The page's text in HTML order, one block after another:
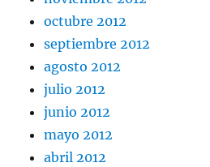
octubre 2012
septiembre 2012
agosto 2012
julio 2012
junio 2012
mayo 2012
abril 2012